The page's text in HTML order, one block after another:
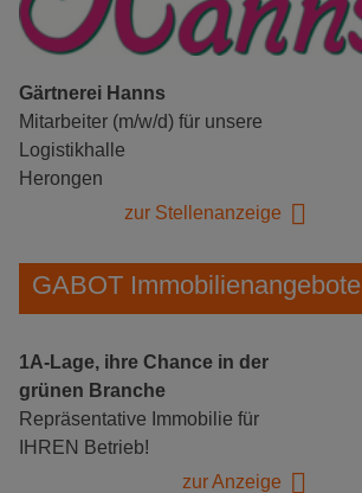
Gärtnerei Hanns
Mitarbeiter (m/w/d) für unsere
Logistikhalle
Herongen
zur Stellenanzeige
GABOT Immobilienangebote
1A-Lage, ihre Chance in der
grünen Branche
Repräsentative Immobilie für
IHREN Betrieb!
zur Anzeige